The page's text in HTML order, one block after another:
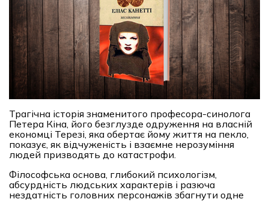
Трагічна історія знаменитого професора-синолога
Петера Кіна, його безглузде одруження на власній
економці Терезі, яка обертає йому життя на пекло,
показує, як відчуженість і взаємне нерозуміння
людей призводять до катастрофи.
Філософська основа, глибокий психологізм,
абсурдність людських характерів і разюча
нездатність головних персонажів збагнути одне